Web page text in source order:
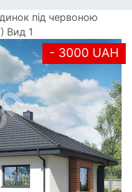
під червоною
Вид 1
- 3000 UAH